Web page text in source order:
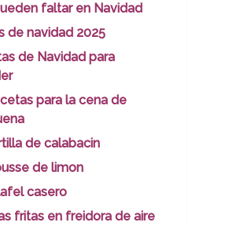
faltar en Navidad
de navidad 2025
de Navidad para
para la cena de
de calabacin
de limon
casero
fritas en freidora de aire